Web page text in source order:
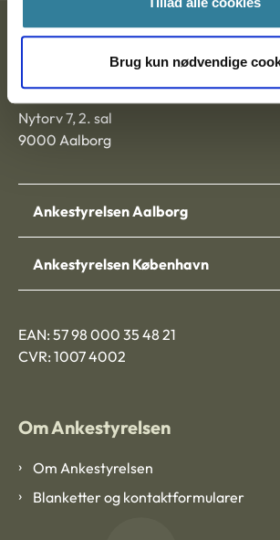
Brug kun nødvendige
Ankestyrelsen
Nytorv 7, 2. sal
9000 Aalborg
Ankestyrelsen Aalborg
Ankestyrelsen København
EAN: 57 98 000 35 48 21
CVR: 1007 4002
Om Ankestyrelsen
Om Ankestyrelsen
Blanketter og kontaktformularer